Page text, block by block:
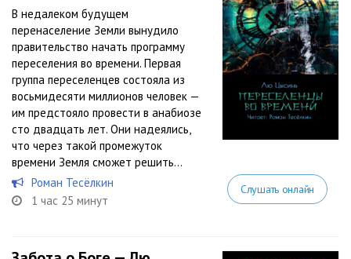
В недалеком будущем
перенаселение Земли вынудило
правительство начать программу
переселения во времени. Первая
группа переселенцев состояла из
восьмидесяти миллионов человек —
им предстояло провести в анабиозе
сто двадцать лет. Они надеялись,
что через такой промежуток
времени Земля сможет решить...
Роман Тесёлкин
1 час 25 минут
Слушать онлайн